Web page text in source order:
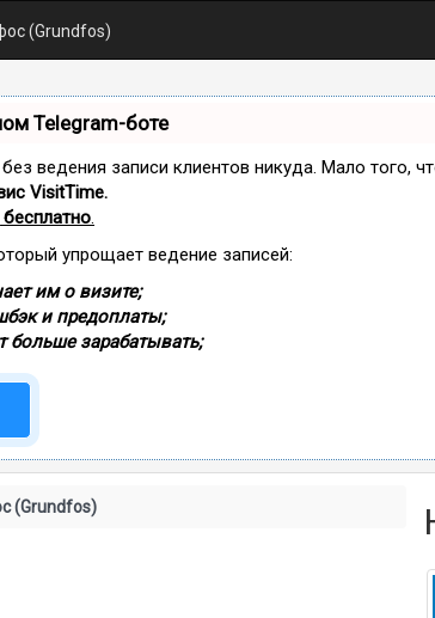
(Grundfos)
Telegram-боте
ведения записи клиентов никуда. Мало
VisitTime.
.
упрощает ведение записей:
им о визите;
и предоплаты;
больше зарабатывать;
(Grundfos)